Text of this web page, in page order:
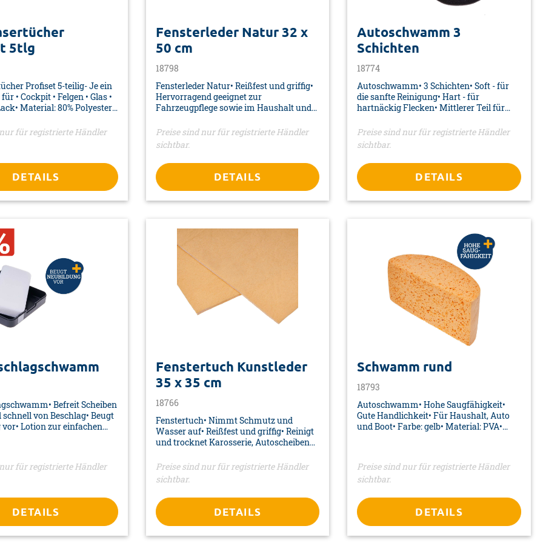
5tlg
Profiset 5-teilig- Je ein
• Cockpit • Felgen • Glas •
Material: 80% Polyester,
Polybeutel Reiter
für registrierte Händler
DETAILS
Fensterleder Natur 32 x
50 cm
18798
Fensterleder Natur• Reißfest und griffig•
Hervorragend geeignet zur
Fahrzeugpflege sowie im Haushalt und
Naturleder• Maße: 490 x 380 x 5 mm•
Verpackung: Reiter
Preise sind nur für registrierte Händler
sichtbar.
DETAILS
Autoschwamm 3
Schichten
18774
Autoschwamm• 3 Schichten• Soft - für
die sanfte Reinigung• Hart - für
hartnäckig Flecken• Mittlerer Teil für
Material: PU• Maße: 220 x 110 x 70 mm•
Verpackung: Banderole
Preise sind nur für registrierte Händler
sichtbar.
DETAILS
Befreit Scheiben
von Beschlag• Beugt
Lotion zur einfachen
Made in Germany•
Maße: 140 x 77 x 30 mm•
für registrierte Händler
DETAILS
Fenstertuch Kunstleder
35 x 35 cm
18766
Fenstertuch• Nimmt Schmutz und
Wasser auf• Reißfest und griffig• Reinigt
und trocknet Karosserie, Autoscheiben
den Haushalt• Farbe: gelb• Material:
Kunstleder• Maße: 350 x 350 mm•
Verpackung: Reiter
Preise sind nur für registrierte Händler
sichtbar.
DETAILS
Schwamm rund
18793
Autoschwamm• Hohe Saugfähigkeit•
Gute Handlichkeit• Für Haushalt, Auto
und Boot• Farbe: gelb• Material: PVA•
Preise sind nur für registrierte Händler
sichtbar.
DETAILS